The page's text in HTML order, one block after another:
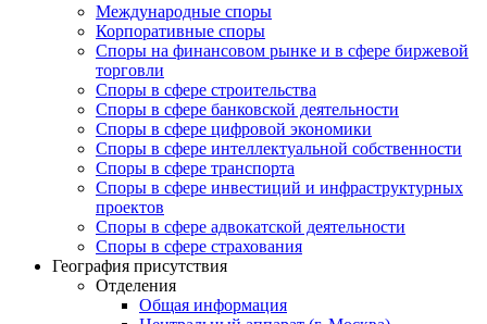
Международные споры
Корпоративные споры
Споры на финансовом рынке и в сфере биржевой
торговли
Споры в сфере строительства
Споры в сфере банковской деятельности
Споры в сфере цифровой экономики
Споры в сфере интеллектуальной собственности
Споры в сфере транспорта
Cпоры в сфере инвестиций и инфраструктурных
проектов
Споры в сфере адвокатской деятельности
Споры в сфере страхования
География присутствия
Отделения
Общая информация